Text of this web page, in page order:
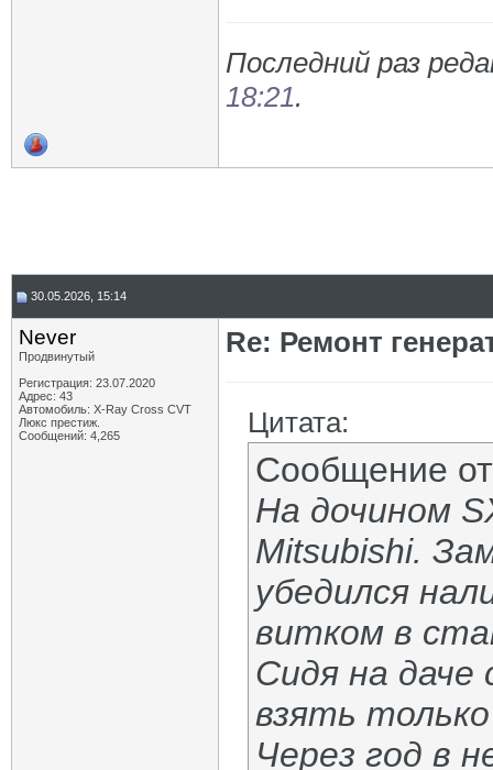
Последний раз
18:21.
30.05.2026, 15:14
Never
Продвинутый
Регистрация: 23.07.2020
Адрес: 43
Автомобиль: X-Ray Cross CVT
Люкс престиж.
Сообщений: 4,265
Re: Ремонт
Цитата:
Сообщение
На дочином
Mitsubishi.
убедился
витком в
Сидя на даче
взять
Через год в